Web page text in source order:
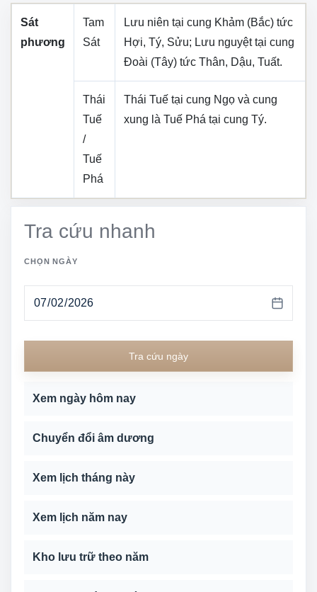
Sát
phương
Tam
Sát
Lưu niên tại cung Khảm (Bắc) tức
Hợi, Tý, Sửu; Lưu nguyệt tại cung
Đoài (Tây) tức Thân, Dậu, Tuất.
Thái
Tuế
/
Tuế
Phá
Thái Tuế tại cung Ngọ và cung
xung là Tuế Phá tại cung Tý.
Tra cứu nhanh
CHỌN NGÀY
Tra cứu ngày
Xem ngày hôm nay
Chuyển đổi âm dương
Xem lịch tháng này
Xem lịch năm nay
Kho lưu trữ theo năm